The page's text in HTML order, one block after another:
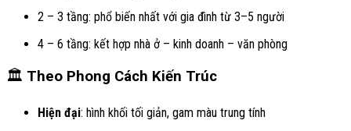
2 – 3 tầng: phổ biến nhất với gia đình từ 3–5 người
4 – 6 tầng: kết hợp nhà ở – kinh doanh – văn phòng
🏛️ Theo Phong Cách Kiến Trúc
Hiện đại: hình khối tối giản, gam màu trung tính